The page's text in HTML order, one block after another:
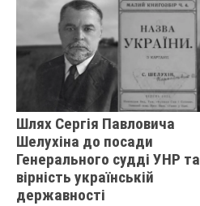
Шлях Сергія Павловича
Шелухіна до посади
Генерального судді УНР та
вірність українській
державності